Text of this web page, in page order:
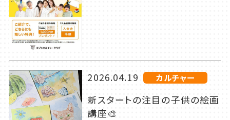
2026.04.19 カルチャー
新スタートの注目の子供の絵画
講座🎨